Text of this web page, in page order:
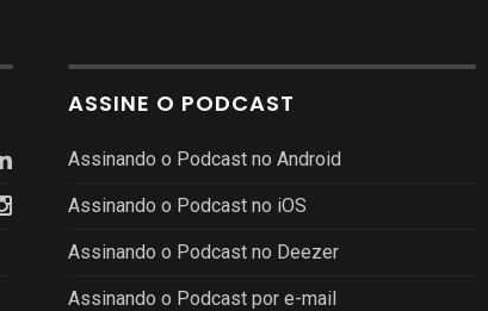
ASSINE O PODCAST
Assinando o Podcast no Android
Assinando o Podcast no iOS
Assinando o Podcast no Deezer
Assinando o Podcast por e-mail